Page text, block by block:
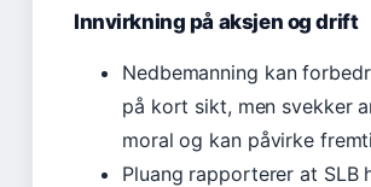
Innvirkning på aksjen og drift
Nedbemanning kan
på kort sikt, men svekker
moral og kan påvirke
Pluang rapporterer at SLB